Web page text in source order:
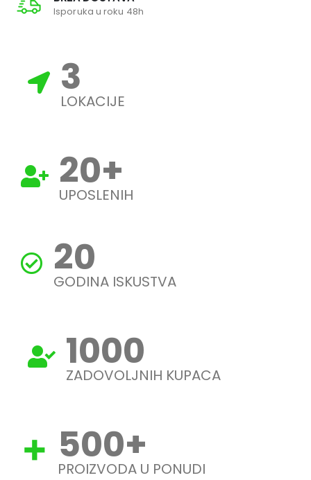
Isporuka u roku 48h
3
LOKACIJE
20+
UPOSLENIH
20
GODINA ISKUSTVA
1000
ZADOVOLJNIH KUPACA
500+
PROIZVODA U PONUDI